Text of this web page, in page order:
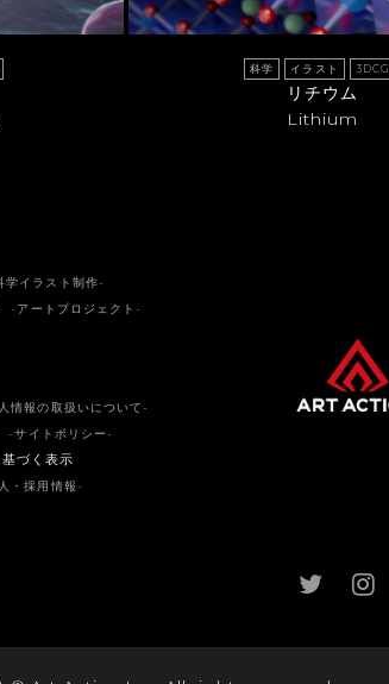
科学 イラスト 3DCG
リチウム
Lithium
学イラスト制作-
-アートプロジェクト-
情報の取扱いについて-
-サイトポリシー-
づく表示
・採用情報-